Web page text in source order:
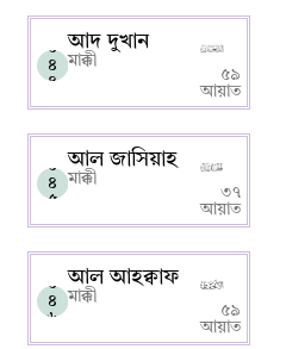
০
৪
৪
আদ দুখান
মাক্কী
৫৯
আয়াত
০
৪
৫
আল জাসিয়াহ
মাক্কী
৩৭
আয়াত
০
৪
৬
আল আহক্বাফ
মাক্কী
৫৯
আয়াত